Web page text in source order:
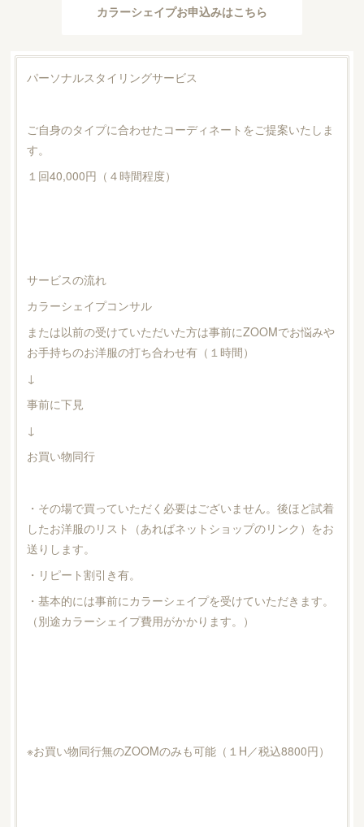
カラーシェイプお申込みはこちら
パーソナルスタイリングサービス
ご自身のタイプに合わせたコーディネートをご提案いたしま
す。
１回40,000円（４時間程度）
サービスの流れ
カラーシェイプコンサル
または以前の受けていただいた方は事前にZOOMでお悩みや
お手持ちのお洋服の打ち合わせ有（１時間）
↓
事前に下見
↓
お買い物同行
・その場で買っていただく必要はございません。後ほど試着
したお洋服のリスト（あればネットショップのリンク）をお
送りします。
・リピート割引き有。
・基本的には事前にカラーシェイプを受けていただきます。
（別途カラーシェイプ費用がかかります。）
※お買い物同行無のZOOMのみも可能（１H／税込8800円）